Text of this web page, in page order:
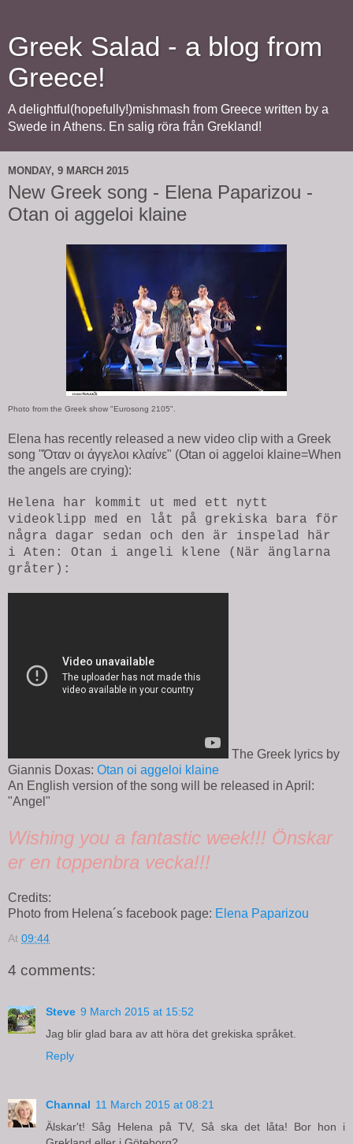
Greek Salad - a blog from
Greece!
A delightful(hopefully!)mishmash from Greece written by a
Swede in Athens. En salig röra från Grekland!
MONDAY, 9 MARCH 2015
New Greek song - Elena Paparizou -
Otan oi aggeloi klaine
Photo from the Greek show "Eurosong 2105".
Elena has recently released a new video clip with a Greek
song "Όταν οι άγγελοι κλαίνε" (Otan oi aggeloi klaine=When
the angels are crying):
Helena har kommit ut med ett nytt
videoklipp med en låt på grekiska bara för
några dagar sedan och den är inspelad här
i Aten: Otan i angeli klene (När änglarna
gråter):
The Greek lyrics by
Giannis Doxas: Otan oi aggeloi klaine
An English version of the song will be released in April:
"Angel"
Wishing you a fantastic week!!! Önskar
er en toppenbra vecka!!!
Credits:
Photo from Helena´s facebook page: Elena Paparizou
At 09:44
4 comments:
Steve 9 March 2015 at 15:52
Jag blir glad bara av att höra det grekiska språket.
Reply
Channal 11 March 2015 at 08:21
Älskar't! Såg Helena på TV, Så ska det låta! Bor hon i